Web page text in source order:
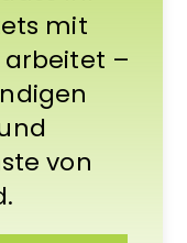
mit
arbeitet –
von